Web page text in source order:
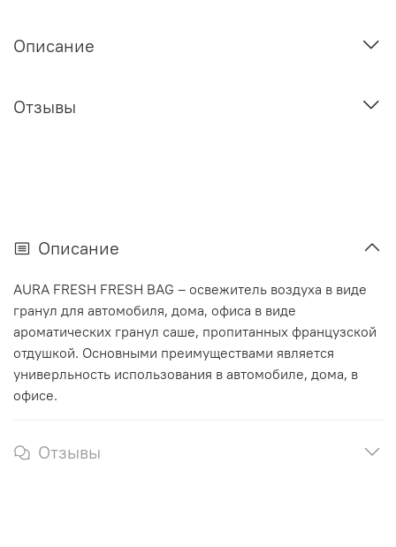
Описание
Отзывы
Описание
AURA FRESH FRESH BAG – освежитель воздуха в виде
гранул для автомобиля, дома, офиса в виде
ароматических гранул саше, пропитанных французской
отдушкой. Основными преимуществами является
универльность использования в автомобиле, дома, в
офисе.
Отзывы